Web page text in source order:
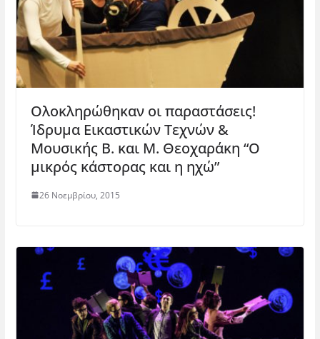
Ολοκληρώθηκαν οι παραστάσεις!
Ίδρυμα Εικαστικών Τεχνών &
Μουσικής Β. και Μ. Θεοχαράκη “Ο
μικρός κάστορας και η ηχώ”
26 Νοεμβρίου, 2015